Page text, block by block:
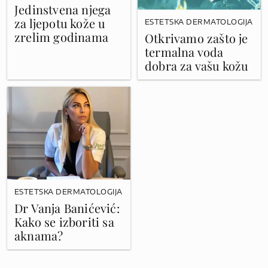
Jedinstvena njega
za ljepotu kože u
zrelim godinama
Otkrivamo zašto je
termalna voda
dobra za vašu kožu
ESTETSKA DERMATOLOGIJA
Dr Vanja Banićević:
Kako se izboriti sa
aknama?
ESTETSKA DERMATOLOGIJA